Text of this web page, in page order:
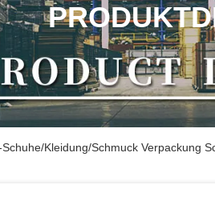
Kleidung/Schmuck Verpackung